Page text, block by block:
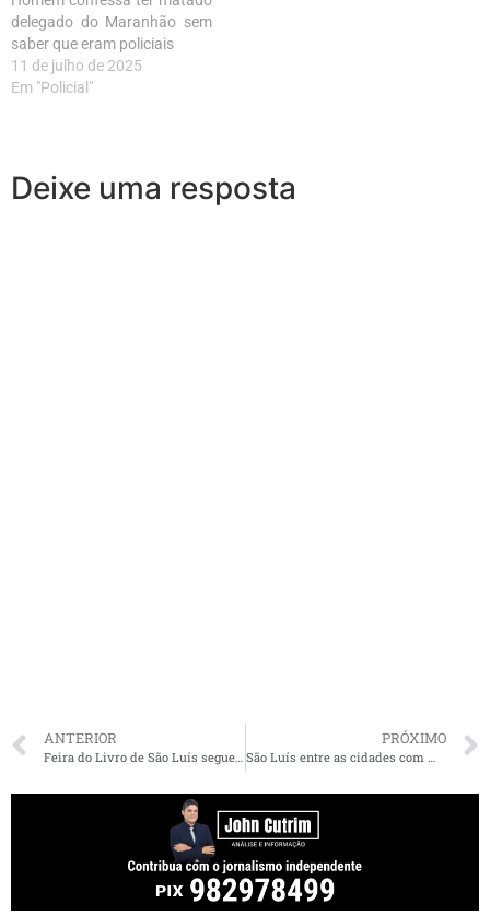
delegado do Maranhão sem
saber que eram policiais
11 de julho de 2025
Em "Policial"
Deixe uma resposta
ANTERIOR
Feira do Livro de São Luís segue com programação literária e cultural até domingo (10)
PRÓXIMO
São Luís entre as cidades com menos emendas por habitante no país; MA recebeu R$ 1,5 bilhão